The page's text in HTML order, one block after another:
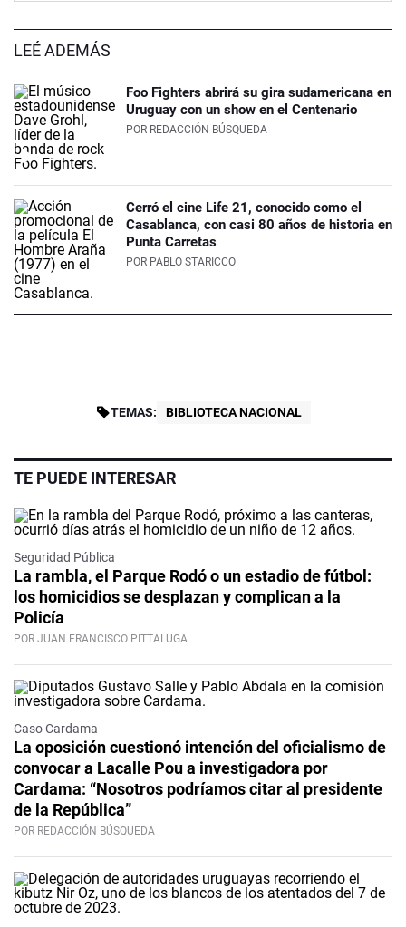
LEÉ ADEMÁS
Foo Fighters abrirá su gira sudamericana en
Uruguay con un show en el Centenario
POR REDACCIÓN BÚSQUEDA
Cerró el cine Life 21, conocido como el
Casablanca, con casi 80 años de historia en
Punta Carretas
POR PABLO STARICCO
TEMAS: BIBLIOTECA NACIONAL
TE PUEDE INTERESAR
Seguridad Pública
La rambla, el Parque Rodó o un estadio de fútbol:
los homicidios se desplazan y complican a la
Policía
POR JUAN FRANCISCO PITTALUGA
Caso Cardama
La oposición cuestionó intención del oficialismo de
convocar a Lacalle Pou a investigadora por
Cardama: “Nosotros podríamos citar al presidente
de la República”
POR REDACCIÓN BÚSQUEDA